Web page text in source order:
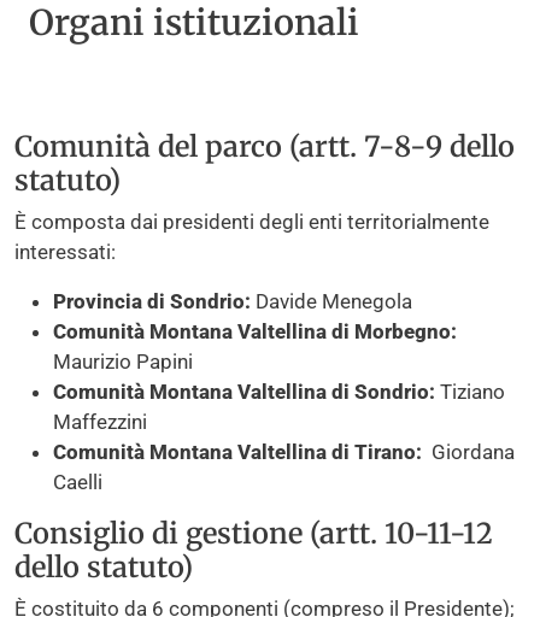
Organi istituzionali
Comunità del parco (artt. 7-8-9 dello
statuto)
È composta dai presidenti degli enti territorialmente
interessati:
Provincia di Sondrio: Davide Menegola
Comunità Montana Valtellina di Morbegno:
Maurizio Papini
Comunità Montana Valtellina di Sondrio: Tiziano
Maffezzini
Comunità Montana Valtellina di Tirano: Giordana
Caelli
Consiglio di gestione (artt. 10-11-12
dello statuto)
È costituito da 6 componenti (compreso il Presidente);